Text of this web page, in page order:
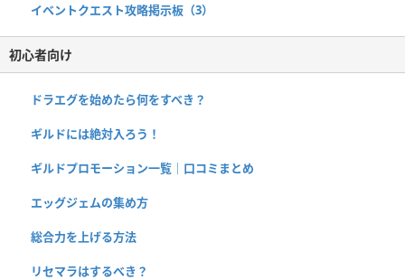
イベントクエスト攻略掲示板（3）
初心者向け
ドラエグを始めたら何をすべき？
ギルドには絶対入ろう！
ギルドプロモーション一覧｜口コミまとめ
エッグジェムの集め方
総合力を上げる方法
リセマラはするべき？